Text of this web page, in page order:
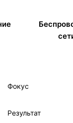
Фокус
Результат